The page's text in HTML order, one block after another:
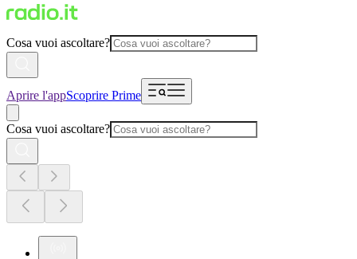
Cosa vuoi ascoltare?
Aprire l'appScoprire Prime
Cosa vuoi ascoltare?